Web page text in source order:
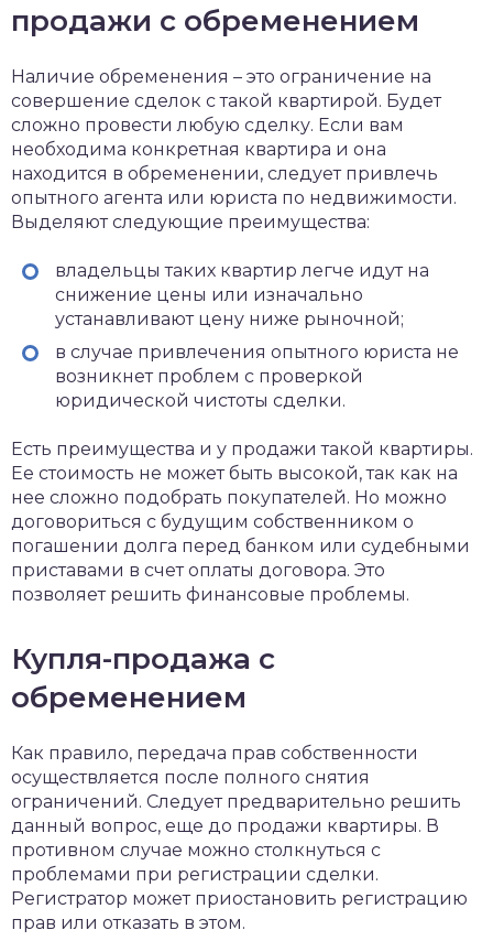
продажи с обременением
Наличие обременения – это ограничение на
совершение сделок с такой квартирой. Будет
сложно провести любую сделку. Если вам
необходима конкретная квартира и она
находится в обременении, следует привлечь
опытного агента или юриста по недвижимости.
Выделяют следующие преимущества:
владельцы таких квартир легче идут на
снижение цены или изначально
устанавливают цену ниже рыночной;
в случае привлечения опытного юриста не
возникнет проблем с проверкой
юридической чистоты сделки.
Есть преимущества и у продажи такой квартиры.
Ее стоимость не может быть высокой, так как на
нее сложно подобрать покупателей. Но можно
договориться с будущим собственником о
погашении долга перед банком или судебными
приставами в счет оплаты договора. Это
позволяет решить финансовые проблемы.
Купля-продажа с
обременением
Как правило, передача прав собственности
осуществляется после полного снятия
ограничений. Следует предварительно решить
данный вопрос, еще до продажи квартиры. В
противном случае можно столкнуться с
проблемами при регистрации сделки.
Регистратор может приостановить регистрацию
прав или отказать в этом.